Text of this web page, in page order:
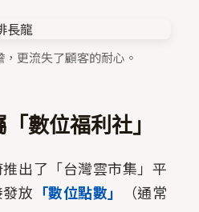
更流失了顧客的耐心。
數位福利社」
出了「台灣雲市集」平
放 「數位點數」
（通常